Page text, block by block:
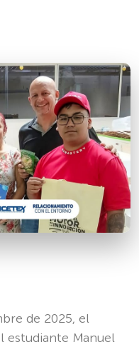
de 2025, el
estudiante Manuel